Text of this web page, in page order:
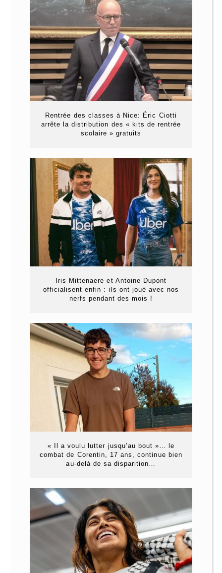
Rentrée des classes à Nice: Éric Ciotti
arrête la distribution des « kits de rentrée
scolaire » gratuits
Iris Mittenaere et Antoine Dupont
officialisent enfin : ils ont joué avec nos
nerfs pendant des mois !
« Il a voulu lutter jusqu’au bout »… le
combat de Corentin, 17 ans, continue bien
au-delà de sa disparition…